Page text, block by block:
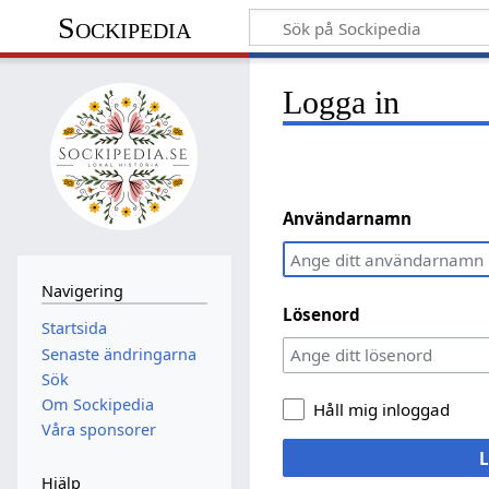
Sockipedia
Logga in
Användarnamn
Lösenord
Håll mig inloggad
Navigering
Startsida
Senaste ändringarna
Sök
Om Sockipedia
Våra sponsorer
Hjälp